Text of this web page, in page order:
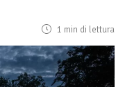
1 min di lettura